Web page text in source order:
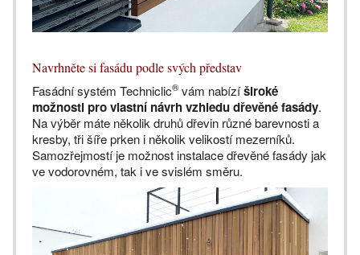
Navrhněte si fasádu podle svých představ
Fasádní systém Techniclic® vám nabízíširoké
možnosti pro vlastní návrh vzhledu dřevěné fasády.
Na výběr máte několik druhů dřevin různé barevnosti a
kresby, tři šíře prken i několik velikostí mezerníků.
Samozřejmostí je možnost instalace dřevěné fasády jak
ve vodorovném, tak i ve svislém směru.